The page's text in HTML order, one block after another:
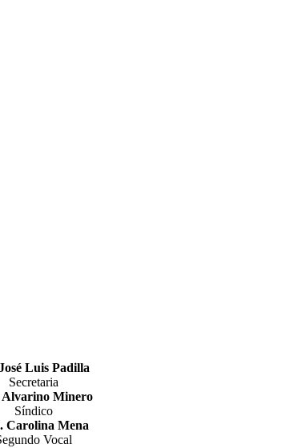
Luis Padilla
Secretaria
Minero
Síndico
Carolina Mena
Vocal